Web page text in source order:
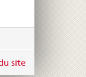
site